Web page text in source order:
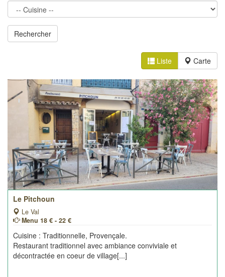
Liste Carte
Le Pitchoun
Le Val
Menu 18 € - 22 €
Cuisine : Traditionnelle, Provençale.
Restaurant traditionnel avec ambiance conviviale et
décontractée en coeur de village[...]